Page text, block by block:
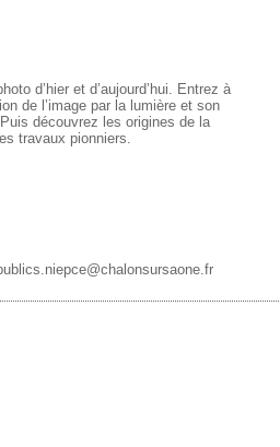
d’hier et d’aujourd’hui. Entrez à
de l’image par la lumière et son
découvrez les origines de la
travaux pionniers.